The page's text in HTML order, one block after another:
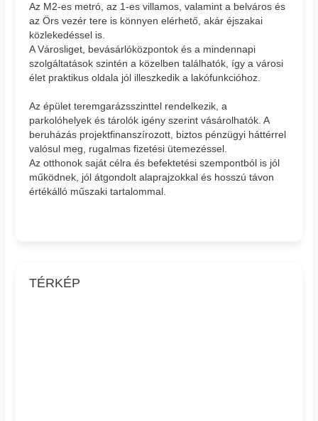
Az M2-es metró, az 1-es villamos, valamint a belváros és
az Örs vezér tere is könnyen elérhető, akár éjszakai
közlekedéssel is.
A Városliget, bevásárlóközpontok és a mindennapi
szolgáltatások szintén a közelben találhatók, így a városi
élet praktikus oldala jól illeszkedik a lakófunkcióhoz.
Az épület teremgarázsszinttel rendelkezik, a
parkolóhelyek és tárolók igény szerint vásárolhatók. A
beruházás projektfinanszírozott, biztos pénzügyi háttérrel
valósul meg, rugalmas fizetési ütemezéssel.
Az otthonok saját célra és befektetési szempontból is jól
működnek, jól átgondolt alaprajzokkal és hosszú távon
értékálló műszaki tartalommal.
TÉRKÉP